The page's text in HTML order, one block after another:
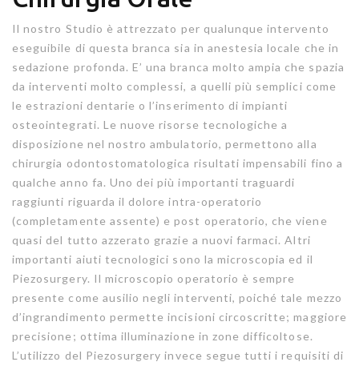
Il nostro Studio è attrezzato per qualunque intervento
eseguibile di questa branca sia in anestesia locale che in
sedazione profonda. E’ una branca molto ampia che spazia
da interventi molto complessi, a quelli più semplici come
le estrazioni dentarie o l’inserimento di impianti
osteointegrati. Le nuove risorse tecnologiche a
disposizione nel nostro ambulatorio, permettono alla
chirurgia odontostomatologica risultati impensabili fino a
qualche anno fa. Uno dei più importanti traguardi
raggiunti riguarda il dolore intra-operatorio
(completamente assente) e post operatorio, che viene
quasi del tutto azzerato grazie a nuovi farmaci. Altri
importanti aiuti tecnologici sono la microscopia ed il
Piezosurgery. Il microscopio operatorio è sempre
presente come ausilio negli interventi, poiché tale mezzo
d’ingrandimento permette incisioni circoscritte; maggiore
precisione; ottima illuminazione in zone difficoltose.
L’utilizzo del Piezosurgery invece segue tutti i requisiti di